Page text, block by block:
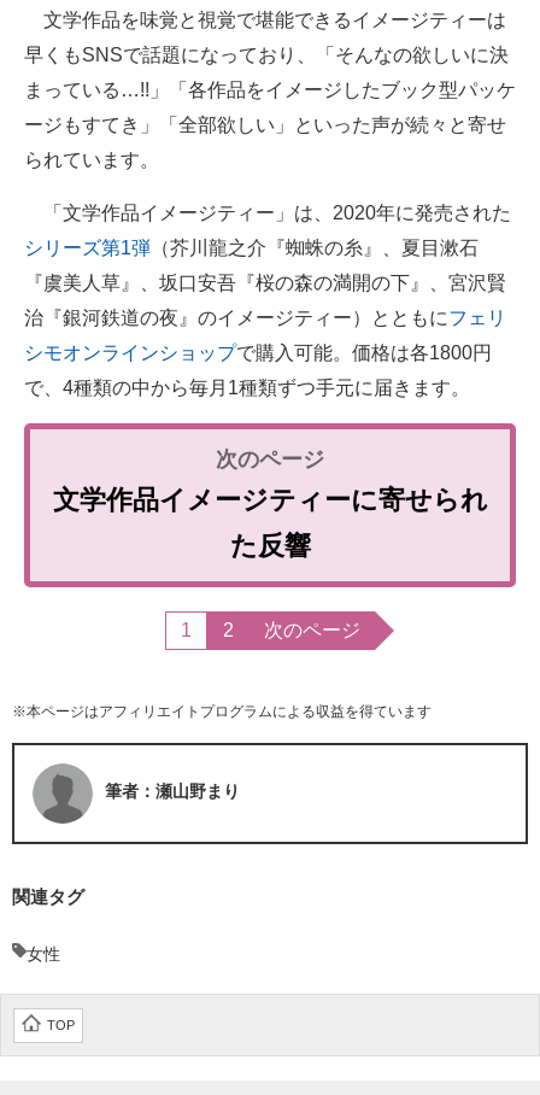
文学作品を味覚と視覚で堪能できるイメージティーは
早くもSNSで話題になっており、「そんなの欲しいに決
まっている…!!」「各作品をイメージしたブック型パッケ
ージもすてき」「全部欲しい」といった声が続々と寄せ
られています。
「文学作品イメージティー」は、2020年に発売された
シリーズ第1弾 （芥川龍之介『蜘蛛の糸』、夏目漱石
『虞美人草』、坂口安吾『桜の森の満開の下』、宮沢賢
治『銀河鉄道の夜』のイメージティー）とともにフェリ
シモオンラインショップで購入可能。価格は各1800円
で、4種類の中から毎月1種類ずつ手元に届きます。
文学作品イメージティーに寄せられ
た反響
1 2 次のページ
※本ページはアフィリエイトプログラムによる収益を得ています
筆者：瀬山野まり
関連タグ
女性
TOP